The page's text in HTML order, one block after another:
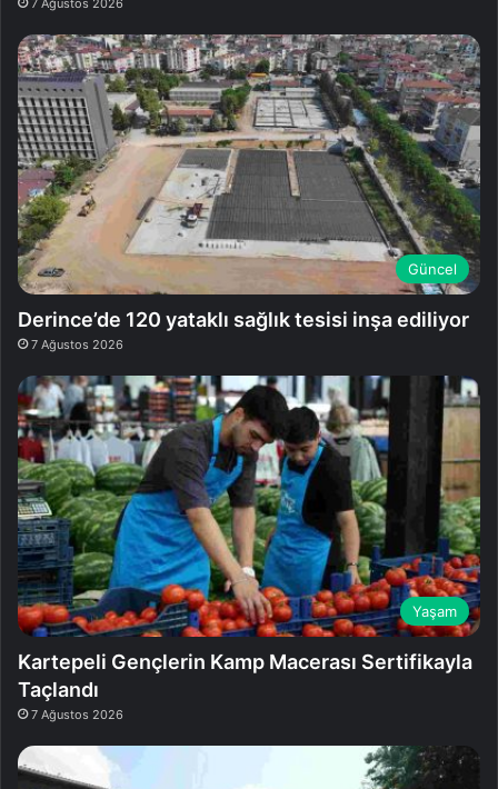
Güncel
Derince’de 120 yataklı sağlık tesisi inşa ediliyor
7 Ağustos 2026
Yaşam
Kartepeli Gençlerin Kamp Macerası Sertifikayla
Taçlandı
7 Ağustos 2026